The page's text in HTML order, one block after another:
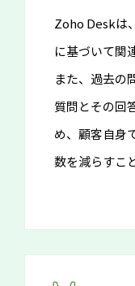
Zoho Deskは
に基づいて関
また、過去の
質問とその回
め、顧客自身
数を減らすこ